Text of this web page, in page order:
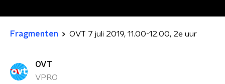
Fragmenten OVT 7 juli 2019, 11.00-12.00, 2e uur
OVT
VPRO